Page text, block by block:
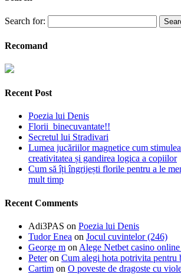
Search for:
Recomand
Recent Post
Poezia lui Denis
Florii binecuvantate!!
Secretul lui Stradivari
Lumea jucăriilor magnetice cum
creativitatea și gandirea logica a copiilor
Cum să îți îngrijești florile pentru a le
mult timp
Recent Comments
Adi3PAS on Poezia lui Denis
Tudor Enea on Jocul cuvintelor (246)
George m on Alege Netbet casino
Peteron Cum alegi hota potrivita pentru
Cartim on O poveste de dragoste cu